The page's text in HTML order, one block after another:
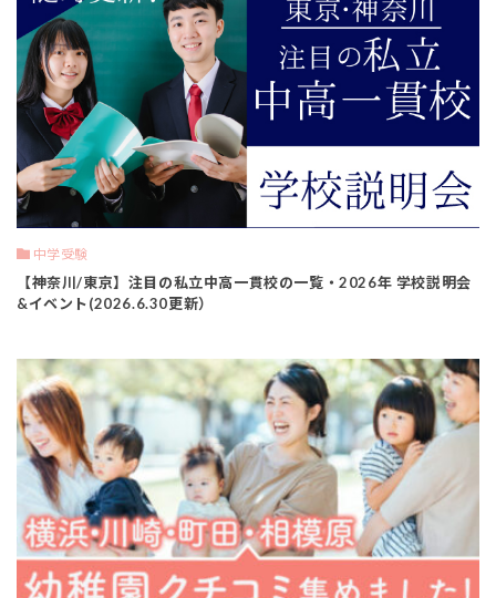
中学受験
【神奈川/東京】注目の私立中高一貫校の一覧・2026年 学校説明会
&イベント(2026.6.30更新）